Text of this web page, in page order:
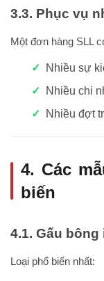
3.3. Phục vụ
Một đơn hàng SLL
Nhiều sự
Nhiều chi
Nhiều đợt
4. Các
biến
4.1. Gấu bông
Loại phổ biến nhất: